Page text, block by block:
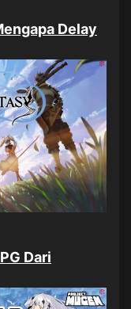
Delay
Dari